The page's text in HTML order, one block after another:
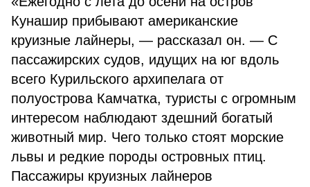
Кунашир прибывают американские
круизные лайнеры, — рассказал он. — С
пассажирских судов, идущих на юг вдоль
всего Курильского архипелага от
полуострова Камчатка, туристы с огромным
интересом наблюдают здешний богатый
животный мир. Чего только стоят морские
львы и редкие породы островных птиц.
Пассажиры круизных лайнеров